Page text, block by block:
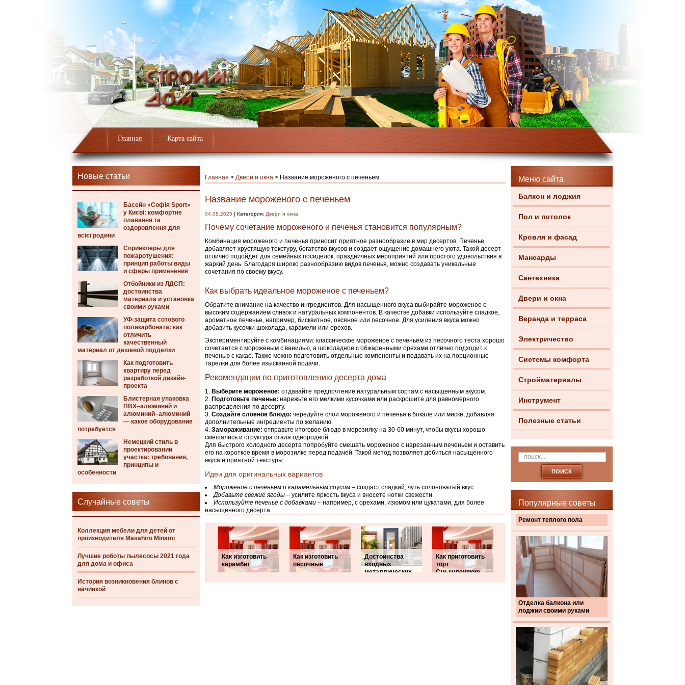
Главная Карта сайта
Новые статьи
Басейн «Софія Sport»
у Києві: комфортне
плавання та
оздоровлення для
всієї родини
Спринклеры для
пожаротушения:
принцип работы виды
и сферы применения
Отбойники из ЛДСП:
достоинства
материала и установка
своими руками
УФ-защита сотового
поликарбоната: как
отличить
качественный
материал от дешевой подделки
Как подготовить
квартиру перед
разработкой дизайн-
проекта
Блистерная упаковка
ПВХ–алюминий и
алюминий–алюминий
— какое оборудование
потребуется
Немецкий стиль в
проектировании
участка: требования,
принципы и
особенности
Случайные советы
Коллекция мебели для детей от
производителя Masahiro Minami
Лучшие роботы пылесосы 2021 года
для дома и офиса
История возникновения блинов с
начинкой
Меню сайта
Балкон и лоджия
Пол и потолок
Кровля и фасад
Мансарды
Сантехника
Двери и окна
Веранда и терраса
Электричество
Системы комфорта
Стройматериалы
Инструмент
Полезные статьи
Популярные советы
Ремонт теплого пола
Отделка балкона или
лоджии своими руками
Главная > Двери и окна > Название мороженого с печеньем
Название мороженого с печеньем
04.08.2025 | Категория: Двери и окна
Почему сочетание мороженого и печенья становится популярным?
Комбинация мороженого и печенья приносит приятное разнообразие в мир десертов. Печенье
добавляет хрустящую текстуру, богатство вкусов и создает ощущение домашнего уюта. Такой десерт
отлично подойдет для семейных посиделок, праздничных мероприятий или простого удовольствия в
жаркий день. Благодаря широко разнообразию видов печенья, можно создавать уникальные
сочетания по своему вкусу.
Как выбрать идеальное мороженое с печеньем?
Обратите внимание на качество ингредиентов. Для насыщенного вкуса выбирайте мороженое с
высоким содержанием сливок и натуральных компонентов. В качестве добавки используйте сладкое,
ароматное печенье, например, бисквитное, овсяное или песочное. Для усиления вкуса можно
добавить кусочки шоколада, карамели или орехов.
Экспериментируйте с комбинациями: классическое мороженое с печеньем из песочного теста хорошо
сочетается с мороженым с ванилью, а шоколадное с обжаренными орехами отлично подходит к
печенью с какао. Также можно подготовить отдельные компоненты и подавать их на порционные
тарелки для более изысканной подачи.
Рекомендации по приготовлению десерта дома
Выберите мороженое: отдавайте предпочтение натуральным сортам с насыщенным вкусом.
Подготовьте печенье: нарежьте его мелкими кусочками или раскрошите для равномерного
распределения по десерту.
Создайте слоеное блюдо: чередуйте слои мороженого и печенья в бокале или миске, добавляя
дополнительные ингредиенты по желанию.
Замораживание: отправьте итоговое блюдо в морозилку на 30-60 минут, чтобы вкусы хорошо
смешались и структура стала однородной.
Для быстрого холодного десерта попробуйте смешать мороженое с нарезанным печеньем и оставить
его на короткое время в морозилке перед подачей. Такой метод позволяет добиться насыщенного
вкуса и приятной текстуры.
Идеи для оригинальных вариантов
Мороженое с печеньем и карамельным соусом – создаст сладкий, чуть солоноватый вкус.
Добавьте свежие ягоды – усилите яркость вкуса и внесете нотки свежести.
Используйте печенье с добавками – например, с орехами, изюмом или цукатами, для более
насыщенного десерта.
Как изготовить
керамбит
Как изготовить
песочные
Достоинства
входных
металлических
Как приготовить
торт
Смышленякие